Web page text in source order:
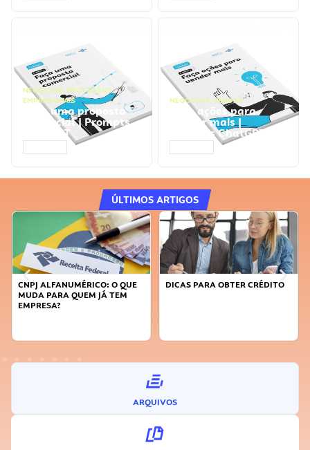
NEGÓCIOS, PROCESSOS
EMPRESARIAIS
Faça uma proposta
comercial | Prompts
ChatGPT
NEGÓCIOS, VENDAS
Faça ações para
vender mais |
Prompts ChatGPT
ÚLTIMOS ARTIGOS
CNPJ ALFANUMÉRICO: O QUE
MUDA PARA QUEM JÁ TEM
EMPRESA?
DICAS PARA OBTER CRÉDITO
ARQUIVOS